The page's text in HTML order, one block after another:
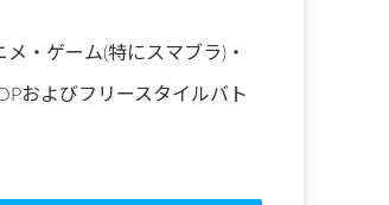
メ・ゲーム(特にスマブラ)・
およびフリースタイルバト